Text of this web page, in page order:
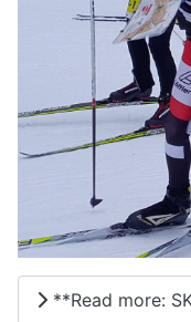
**Read more: